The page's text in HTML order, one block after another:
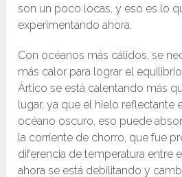
son un poco locas, y eso es lo
experimentando ahora.
Con océanos más cálidos, se
más calor para lograr el
Ártico se está calentando más
lugar, ya que el hielo reflectante
océano oscuro, eso puede
la corriente de chorro, que fue
diferencia de temperatura entre
ahora se está debilitando y